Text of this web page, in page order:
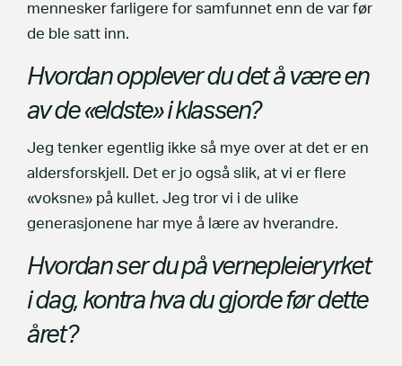
mennesker farligere for samfunnet enn de var før
de ble satt inn.
Hvordan opplever du det å være en
av de «eldste» i klassen?
Jeg tenker egentlig ikke så mye over at det er en
aldersforskjell. Det er jo også slik, at vi er flere
«voksne» på kullet. Jeg tror vi i de ulike
generasjonene har mye å lære av hverandre.
Hvordan ser du på vernepleieryrket
i dag, kontra hva du gjorde før dette
året?